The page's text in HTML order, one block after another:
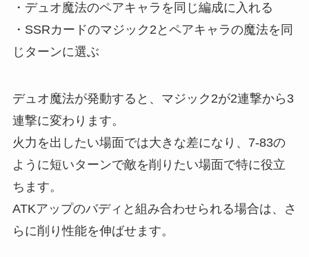
・デュオ魔法のペアキャラを同じ編成に入れる
・SSRカードのマジック2とペアキャラの魔法を同
じターンに選ぶ
デュオ魔法が発動すると、マジック2が2連撃から3
連撃に変わります。
火力を出したい場面では大きな差になり、7-83の
ように短いターンで敵を削りたい場面で特に役立
ちます。
ATKアップのバディと組み合わせられる場合は、さ
らに削り性能を伸ばせます。